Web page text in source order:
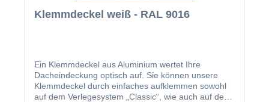
Klemmdeckel weiß - RAL 9016
Ein Klemmdeckel aus Aluminium wertet Ihre
Dacheindeckung optisch auf. Sie können unsere
Klemmdeckel durch einfaches aufklemmen sowohl
auf dem Verlegesystem „Classic“, wie auch auf dem